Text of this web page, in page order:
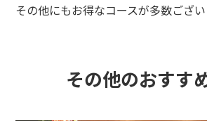
その他にもお得なコースが多数ござい
その他のおすす